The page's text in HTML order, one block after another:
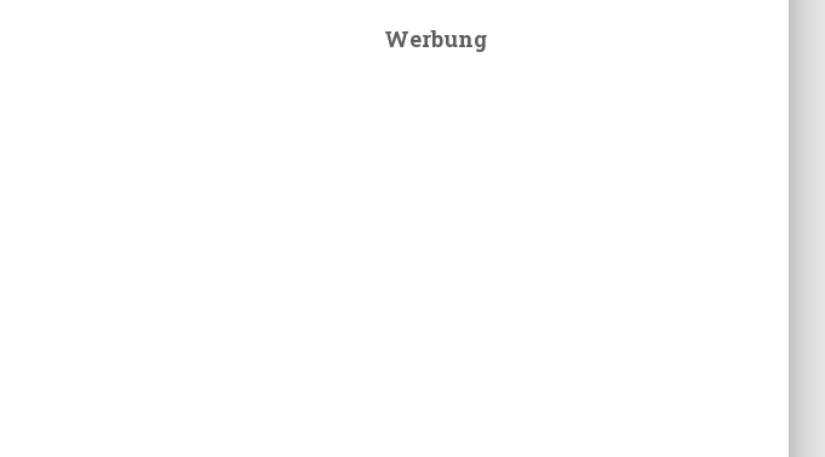
Werbung